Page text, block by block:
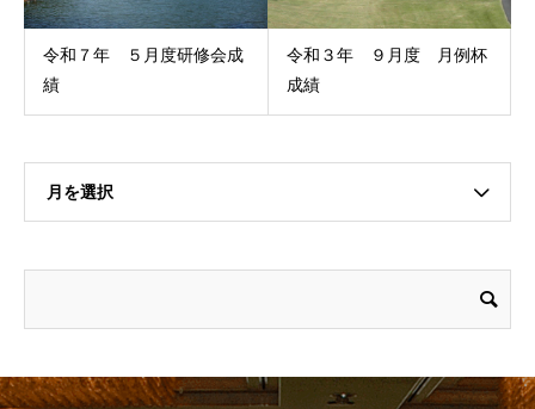
令和７年 ５月度研修会成
績
令和３年 ９月度 月例杯
成績
月を選択